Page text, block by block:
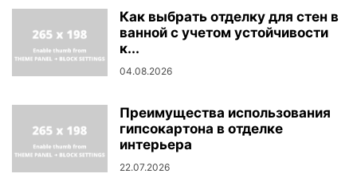
Как выбрать отделку для стен в
ванной с учетом устойчивости
к...
04.08.2026
Преимущества использования
гипсокартона в отделке
интерьера
22.07.2026